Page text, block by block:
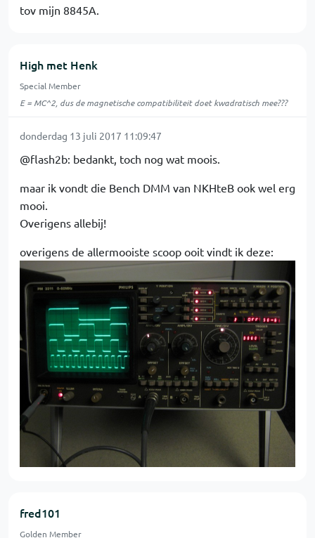
tov mijn 8845A.
High met Henk
Special Member
E = MC^2, dus de magnetische compatibiliteit doet kwadratisch mee???
donderdag 13 juli 2017 11:09:47
@flash2b: bedankt, toch nog wat moois.
maar ik vondt die Bench DMM van NKHteB ook wel erg
mooi.
Overigens allebij!
overigens de allermooiste scoop ooit vindt ik deze:
fred101
Golden Member